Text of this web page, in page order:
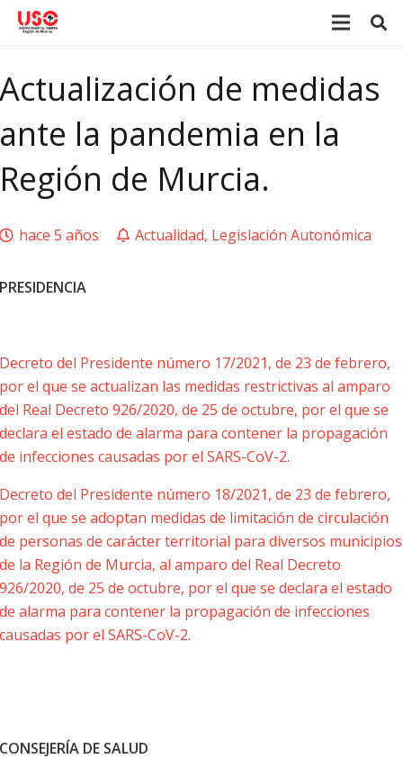
Actualización de medidas
ante la pandemia en la
Región de Murcia.
hace 5 años Actualidad, Legislación Autonómica
PRESIDENCIA
Decreto del Presidente número 17/2021, de 23 de febrero,
por el que se actualizan las medidas restrictivas al amparo
del Real Decreto 926/2020, de 25 de octubre, por el que se
declara el estado de alarma para contener la propagación
de infecciones causadas por el SARS-CoV-2.
Decreto del Presidente número 18/2021, de 23 de febrero,
por el que se adoptan medidas de limitación de circulación
de personas de carácter territorial para diversos municipios
de la Región de Murcia, al amparo del Real Decreto
926/2020, de 25 de octubre, por el que se declara el estado
de alarma para contener la propagación de infecciones
causadas por el SARS-CoV-2.
CONSEJERÍA DE SALUD